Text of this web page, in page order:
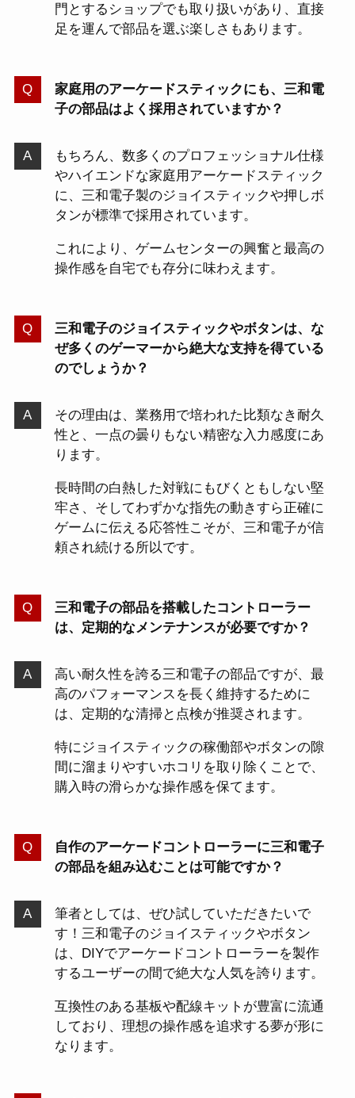
門とするショップでも取り扱いがあり、直接
足を運んで部品を選ぶ楽しさもあります。
家庭用のアーケードスティックにも、三和電
子の部品はよく採用されていますか？
もちろん、数多くのプロフェッショナル仕様
やハイエンドな家庭用アーケードスティック
に、三和電子製のジョイスティックや押しボ
タンが標準で採用されています。
これにより、ゲームセンターの興奮と最高の
操作感を自宅でも存分に味わえます。
三和電子のジョイスティックやボタンは、な
ぜ多くのゲーマーから絶大な支持を得ている
のでしょうか？
その理由は、業務用で培われた比類なき耐久
性と、一点の曇りもない精密な入力感度にあ
ります。
長時間の白熱した対戦にもびくともしない堅
牢さ、そしてわずかな指先の動きすら正確に
ゲームに伝える応答性こそが、三和電子が信
頼され続ける所以です。
三和電子の部品を搭載したコントローラー
は、定期的なメンテナンスが必要ですか？
高い耐久性を誇る三和電子の部品ですが、最
高のパフォーマンスを長く維持するために
は、定期的な清掃と点検が推奨されます。
特にジョイスティックの稼働部やボタンの隙
間に溜まりやすいホコリを取り除くことで、
購入時の滑らかな操作感を保てます。
自作のアーケードコントローラーに三和電子
の部品を組み込むことは可能ですか？
筆者としては、ぜひ試していただきたいで
す！三和電子のジョイスティックやボタン
は、DIYでアーケードコントローラーを製作
するユーザーの間で絶大な人気を誇ります。
互換性のある基板や配線キットが豊富に流通
しており、理想の操作感を追求する夢が形に
なります。